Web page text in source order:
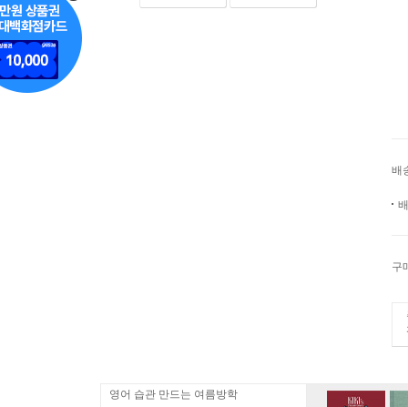
배
구
영어 습관 만드는 여름방학